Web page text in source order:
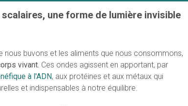
une forme de lumière invisible
nous buvons et les aliments que nous consommons,
vivant. Ces ondes agissent en apportant, par
à l'ADN, aux protéines et aux métaux qui
et indispensables à notre équilibre.